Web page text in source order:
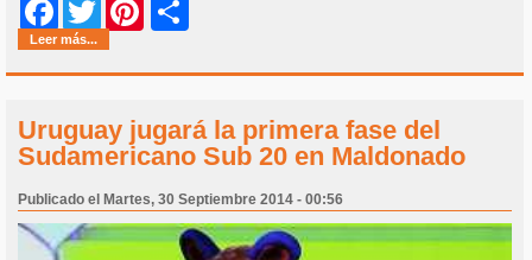
Facebook
Twitter Pinterest
Leer más...
Uruguay jugará la primera fase del
Sudamericano Sub 20 en Maldonado
Publicado el Martes, 30 Septiembre 2014 - 00:56